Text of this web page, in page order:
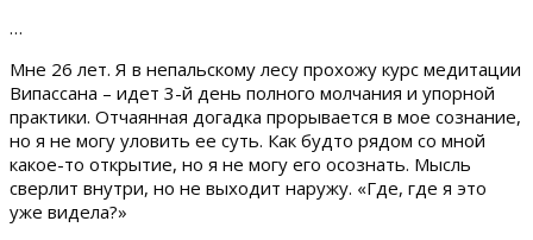
…
Мне 26 лет. Я в непальскому лесу прохожу курс медитации
Випассана – идет 3-й день полного молчания и упорной
практики. Отчаянная догадка прорывается в мое сознание,
но я не могу уловить ее суть. Как будто рядом со мной
какое-то открытие, но я не могу его осознать. Мысль
сверлит внутри, но не выходит наружу. «Где, где я это
уже видела?»